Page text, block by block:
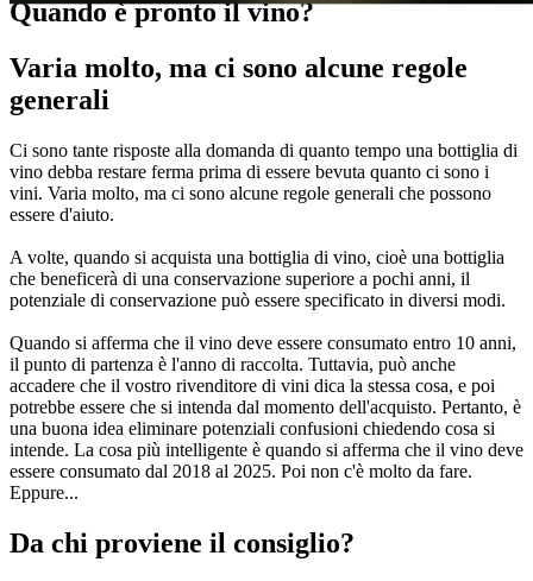
Quando è pronto il vino?
Varia molto, ma ci sono alcune regole
generali
Ci sono tante risposte alla domanda di quanto tempo una bottiglia di
vino debba restare ferma prima di essere bevuta quanto ci sono i
vini. Varia molto, ma ci sono alcune regole generali che possono
essere d'aiuto.
A volte, quando si acquista una bottiglia di vino, cioè una bottiglia
che beneficerà di una conservazione superiore a pochi anni, il
potenziale di conservazione può essere specificato in diversi modi.
Quando si afferma che il vino deve essere consumato entro 10 anni,
il punto di partenza è l'anno di raccolta. Tuttavia, può anche
accadere che il vostro rivenditore di vini dica la stessa cosa, e poi
potrebbe essere che si intenda dal momento dell'acquisto. Pertanto, è
una buona idea eliminare potenziali confusioni chiedendo cosa si
intende. La cosa più intelligente è quando si afferma che il vino deve
essere consumato dal 2018 al 2025. Poi non c'è molto da fare.
Eppure...
Da chi proviene il consiglio?